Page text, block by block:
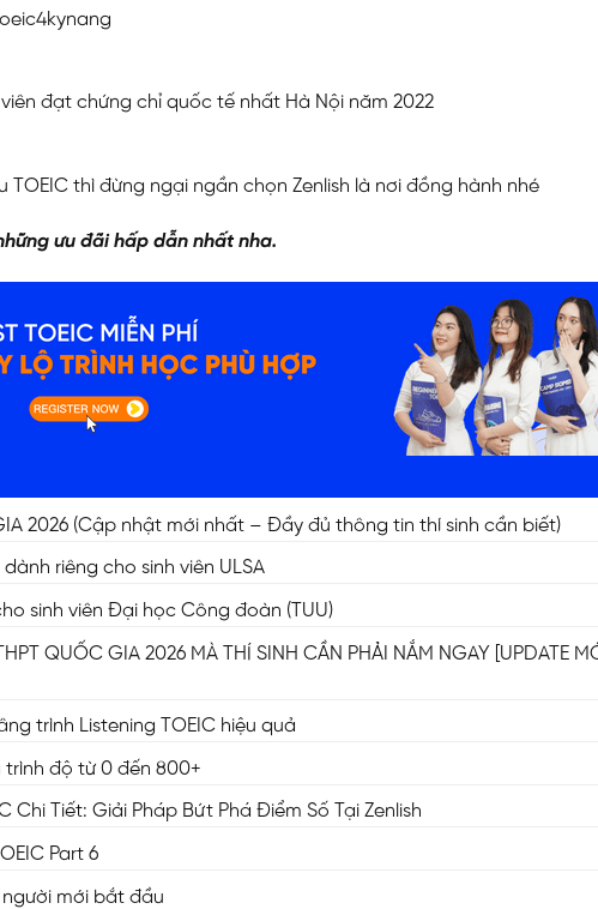
đạt chứng chỉ quốc tế nhất Hà Nội năm 2022
thì đừng ngại ngần chọn Zenlish là nơi đồng hành nhé
ưu đãi hấp dẫn nhất nha.
GIA 2026 (Cập nhật mới nhất – Đầy đủ thông tin thí sinh cần biết)
riêng cho sinh viên ULSA
sinh viên Đại học Công đoàn (TUU)
QUỐC GIA 2026 MÀ THÍ SINH CẦN PHẢI NẮM NGAY [UPDATE
trình Listening TOEIC hiệu quả
trình độ từ 0 đến 800+
Chi Tiết: Giải Pháp Bứt Phá Điểm Số Tại Zenlish
Part 6
người mới bắt đầu